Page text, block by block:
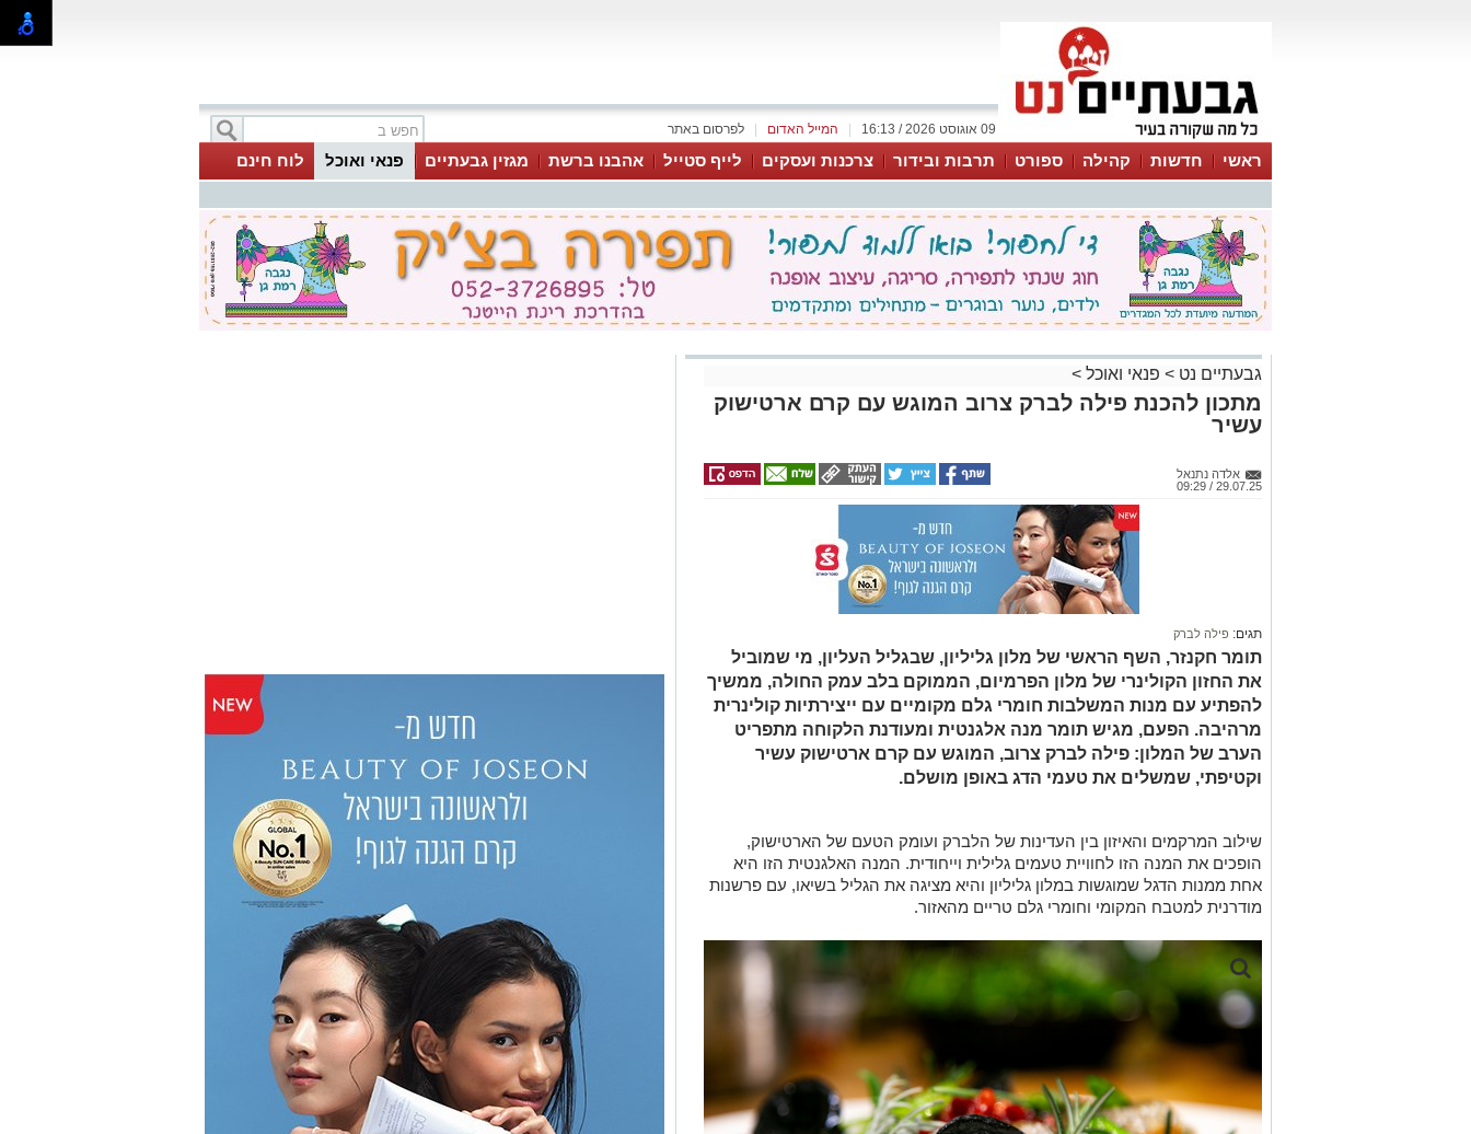
לפרסום באתר המייל האדום 09 אוגוסט 2026 / 16:13
ראשי חדשות קהילה ספורט תרבות ובידור צרכנות ועסקים לייף סטייל אהבנו ברשת מגזין גבעתיים פנאי ואוכל לוח חינם
גבעתיים נט > פנאי ואוכל >
מתכון להכנת פילה לברק צרוב המוגש עם קרם ארטישוק
עשיר
אלדה נתנאל
29.07.25 / 09:29
תגים: פילה לברק
תומר חקנזר, השף הראשי של מלון גליליון, שבגליל העליון, מי שמוביל
את החזון הקולינרי של מלון הפרמיום, הממוקם בלב עמק החולה, ממשיך
להפתיע עם מנות המשלבות חומרי גלם מקומיים עם ייצירתיות קולינרית
מרהיבה. הפעם, מגיש תומר מנה אלגנטית ומעודנת הלקוחה מתפריט
הערב של המלון: פילה לברק צרוב, המוגש עם קרם ארטישוק עשיר
וקטיפתי, שמשלים את טעמי הדג באופן מושלם.
שילוב המרקמים והאיזון בין העדינות של הלברק ועומק הטעם של הארטישוק,
הופכים את המנה הזו לחוויית טעמים גלילית וייחודית. המנה האלגנטית הזו היא
אחת ממנות הדגל שמוגשות במלון גליליון והיא מציגה את הגליל בשיאו, עם פרשנות
מודרנית למטבח המקומי וחומרי גלם טריים מהאזור.